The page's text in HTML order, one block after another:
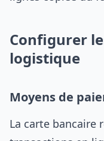
Configurer
logistique
Moyens de
La carte bancaire